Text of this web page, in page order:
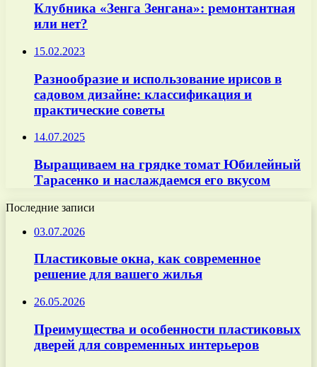
Клубника «Зенга Зенгана»: ремонтантная
или нет?
15.02.2023
Разнообразие и использование ирисов в
садовом дизайне: классификация и
практические советы
14.07.2025
Выращиваем на грядке томат Юбилейный
Тарасенко и наслаждаемся его вкусом
Последние записи
03.07.2026
Пластиковые окна, как современное
решение для вашего жилья
26.05.2026
Преимущества и особенности пластиковых
дверей для современных интерьеров